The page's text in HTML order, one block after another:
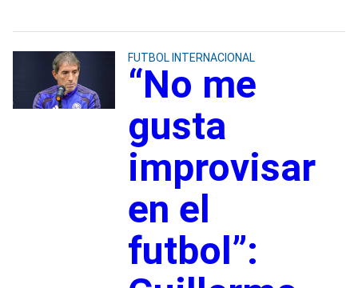
FUTBOL INTERNACIONAL
“No me
gusta
improvisar
en el
futbol”: